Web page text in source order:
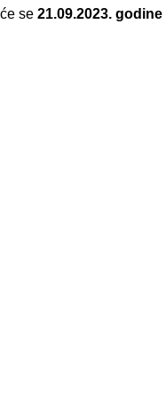
će se21.09.2023. godine